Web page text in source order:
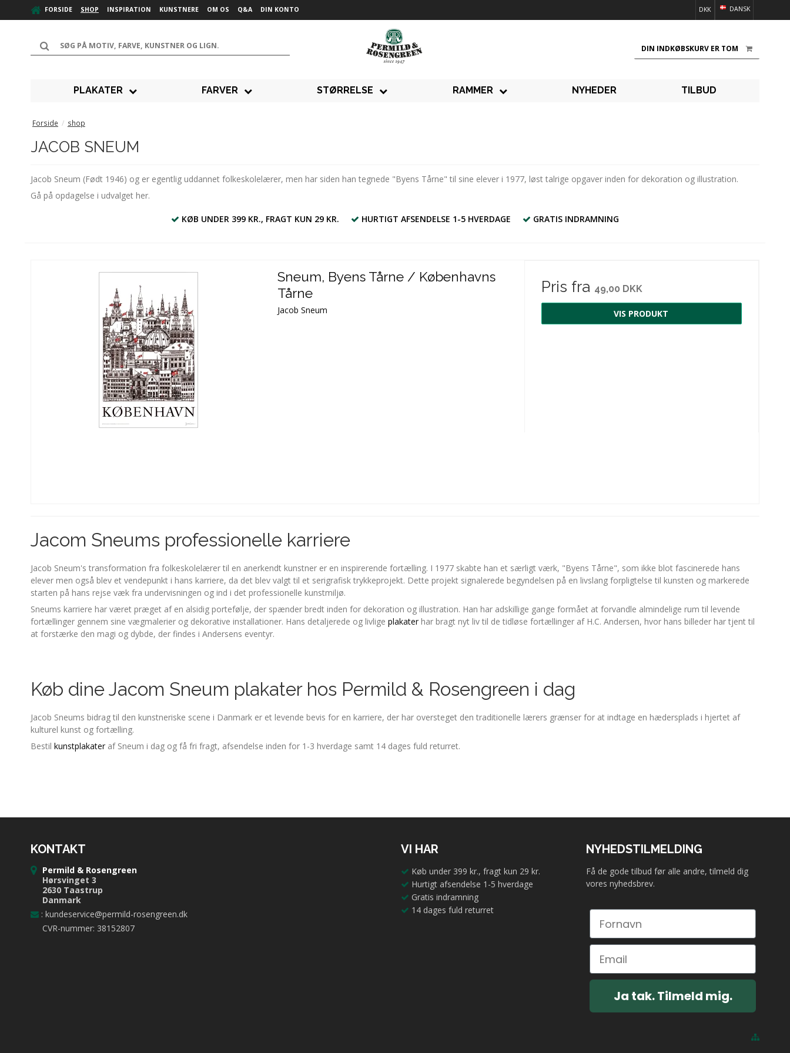
FORSIDE SHOP INSPIRATION KUNSTNERE OM OS Q&A DIN KONTO DANSK
DKK
DIN INDKØBSKURV ER TOM
PLAKATER FARVER STØRRELSE RAMMER NYHEDER TILBUD
Forside / shop
JACOB SNEUM
Jacob Sneum (Født 1946) og er egentlig uddannet folkeskolelærer, men har siden han tegnede "Byens Tårne" til sine elever i 1977, løst talrige opgaver inden for dekoration og illustration.
Gå på opdagelse i udvalget her.
KØB UNDER 399 KR., FRAGT KUN 29 KR. HURTIGT AFSENDELSE 1-5 HVERDAGE GRATIS INDRAMNING
Sneum, Byens Tårne / Københavns
Tårne
Jacob Sneum
Pris fra 49,00 DKK
VIS PRODUKT
Jacom Sneums professionelle karriere
Jacob Sneum's transformation fra folkeskolelærer til en anerkendt kunstner er en inspirerende fortælling. I 1977 skabte han et særligt værk, "Byens Tårne", som ikke blot fascinerede hans
elever men også blev et vendepunkt i hans karriere, da det blev valgt til et serigrafisk trykkeprojekt. Dette projekt signalerede begyndelsen på en livslang forpligtelse til kunsten og markerede
starten på hans rejse væk fra undervisningen og ind i det professionelle kunstmiljø.
Sneums karriere har været præget af en alsidig portefølje, der spænder bredt inden for dekoration og illustration. Han har adskillige gange formået at forvandle almindelige rum til levende
fortællinger gennem sine vægmalerier og dekorative installationer. Hans detaljerede og livlige plakaterhar bragt nyt liv til de tidløse fortællinger af H.C. Andersen, hvor hans billeder har tjent til
at forstærke den magi og dybde, der findes i Andersens eventyr.
Køb dine Jacom Sneum plakater hos Permild & Rosengreen i dag
Jacob Sneums bidrag til den kunstneriske scene i Danmark er et levende bevis for en karriere, der har oversteget den traditionelle lærers grænser for at indtage en hædersplads i hjertet af
kulturel kunst og fortælling.
Bestil kunstplakateraf Sneum i dag og få fri fragt, afsendelse inden for 1-3 hverdage samt 14 dages fuld returret.
KONTAKT
Permild & Rosengreen
Hørsvinget 3
2630 Taastrup
Danmark
: kundeservice@permild-rosengreen.dk
CVR-nummer: 38152807
VI HAR
Køb under 399 kr., fragt kun 29 kr.
Hurtigt afsendelse 1-5 hverdage
Gratis indramning
14 dages fuld returret
NYHEDSTILMELDING
Få de gode tilbud før alle andre, tilmeld dig
vores nyhedsbrev.
Ja tak. Tilmeld mig.